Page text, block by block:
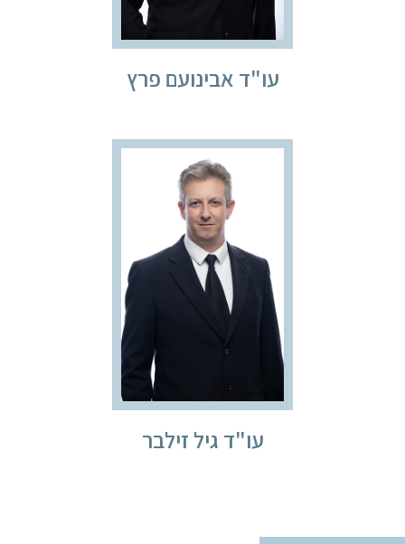
עו"ד אבינועם פרץ
עו"ד גיל זילבר